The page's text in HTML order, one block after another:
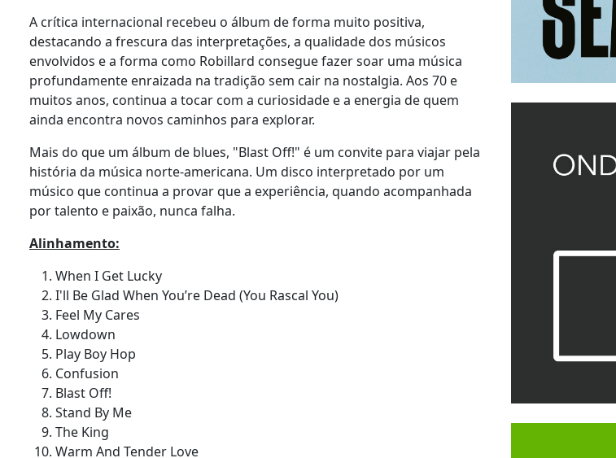
A crítica internacional recebeu o álbum de forma muito positiva,
destacando a frescura das interpretações, a qualidade dos músicos
envolvidos e a forma como Robillard consegue fazer soar uma música
profundamente enraizada na tradição sem cair na nostalgia. Aos 70 e
muitos anos, continua a tocar com a curiosidade e a energia de quem
ainda encontra novos caminhos para explorar.
Mais do que um álbum de blues, "Blast Off!" é um convite para viajar pela
história da música norte-americana. Um disco interpretado por um
músico que continua a provar que a experiência, quando acompanhada
por talento e paixão, nunca falha.
Alinhamento:
When I Get Lucky
I'll Be Glad When You’re Dead (You Rascal You)
Feel My Cares
Lowdown
Play Boy Hop
Confusion
Blast Off!
Stand By Me
The King
Warm And Tender Love